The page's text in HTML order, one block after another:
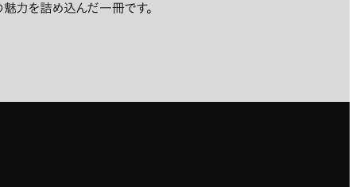
魅力を詰め込んだ一冊です。